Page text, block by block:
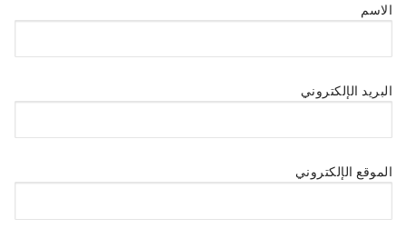
الاسم
البريد الإلكتروني
الموقع الإلكتروني